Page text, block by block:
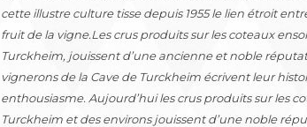
cette illustre culture tisse depuis 1955 le lien étroit
fruit de la vigne.Les crus produits sur les coteaux
Turckheim, jouissent d’une ancienne et noble
vignerons de la Cave de Turckheim écrivent leur
enthousiasme. Aujourd’hui les crus produits sur les
Turckheim et des environs jouissent d’une noble